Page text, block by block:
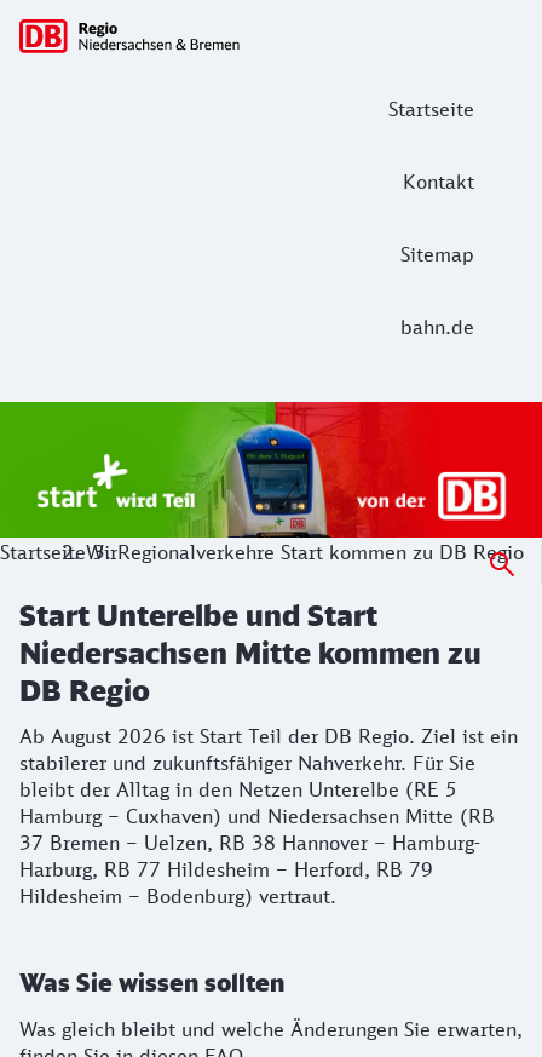
Startseite
Kontakt
Sitemap
bahn.de
Hauptnavigation
Start Unterelbe und Start
Ab August 2026 ist Start Teil der DB Regio. Ziel ist ein
StartseiteWirRegionalverkehre Start kommen zu DB Regio
Start Unterelbe und Start
Niedersachsen Mitte kommen zu
DB Regio
Ab August 2026 ist Start Teil der DB Regio. Ziel ist ein
stabilerer und zukunftsfähiger Nahverkehr. Für Sie
bleibt der Alltag in den Netzen Unterelbe (RE 5
Hamburg – Cuxhaven) und Niedersachsen Mitte (RB
37 Bremen – Uelzen, RB 38 Hannover – Hamburg-
Harburg, RB 77 Hildesheim – Herford, RB 79
Hildesheim – Bodenburg) vertraut.
Was Sie wissen sollten
Was gleich bleibt und welche Änderungen Sie erwarten,